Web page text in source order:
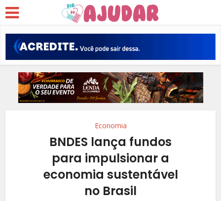
Economia
BNDES lança fundos
para impulsionar a
economia sustentável
no Brasil